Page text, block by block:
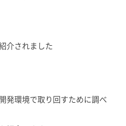
介されました
発環境で取り回すために調べ